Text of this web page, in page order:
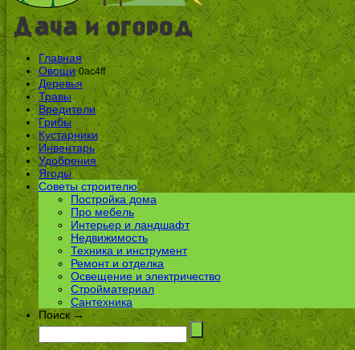
Главная
Овощи 0ac4ff
Деревья
Травы
Вредители
Грибы
Кустарники
Инвентарь
Удобрения
Ягоды
Советы строителю
Постройка дома
Про мебель
Интерьер и ландшафт
Недвижимость
Техника и инструмент
Ремонт и отделка
Освещение и электричество
Стройматериал
Сантехника
Поиск →